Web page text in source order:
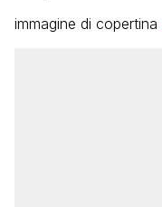
immagine di copertina